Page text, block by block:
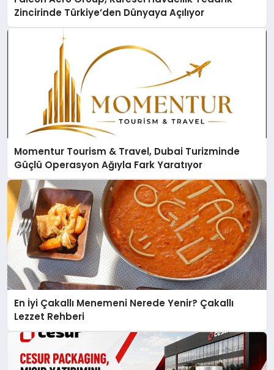
Zincirinde Türkiye’den Dünyaya Açılıyor
Momentur Tourism & Travel, Dubai Turizminde
Güçlü Operasyon Ağıyla Fark Yaratıyor
En İyi Çakallı Menemeni Nerede Yenir? Çakallı
Lezzet Rehberi